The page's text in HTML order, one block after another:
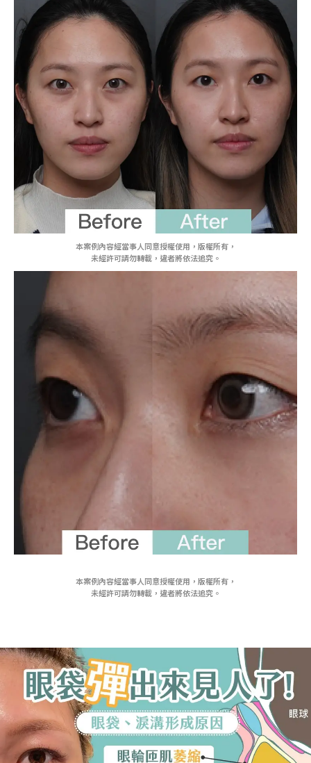
本案例內容經當事人同意授權使用，版權所有，
未經許可請勿轉載，違者將依法追究。
本案例內容經當事人同意授權使用，版權所有，
未經許可請勿轉載，違者將依法追究。